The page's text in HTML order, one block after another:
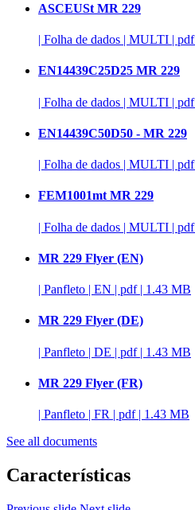
ASCEUSt MR 229
| Folha de dados | MULTI | pdf
EN14439C25D25 MR 229
| Folha de dados | MULTI | pdf
EN14439C50D50 - MR 229
| Folha de dados | MULTI | pdf
FEM1001mt MR 229
| Folha de dados | MULTI | pdf
MR 229 Flyer (EN)
| Panfleto | EN | pdf | 1.43 MB
MR 229 Flyer (DE)
| Panfleto | DE | pdf | 1.43 MB
MR 229 Flyer (FR)
| Panfleto | FR | pdf | 1.43 MB
See all documents
Características